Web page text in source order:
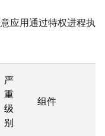
应用通过特权进程执
严
重
级
别
组件